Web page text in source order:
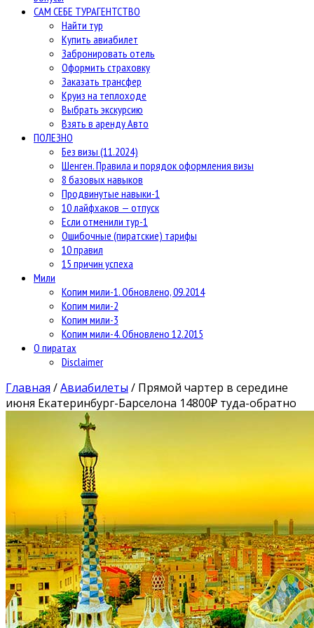
САМ СЕБЕ ТУРАГЕНТСТВО
Найти тур
Купить авиабилет
Забронировать отель
Оформить страховку
Заказать трансфер
Круиз на теплоходе
Выбрать экскурсию
Взять в аренду Авто
ПОЛЕЗНО
Без визы (11.2024)
Шенген. Правила и порядок оформления визы
8 базовых навыков
Продвинутые навыки-1
10 лайфхаков — отпуск
Если отменили тур-1
Ошибочные (пиратские) тарифы
10 правил
15 причин успеха
Мили
Копим мили-1. Обновлено, 09.2014
Копим мили-2
Копим мили-3
Копим мили-4. Обновлено 12.2015
О пиратах
Disclaimer
Главная /Авиабилеты / Прямой чартер в середине
июня Екатеринбург-Барселона 14800₽ туда-обратно